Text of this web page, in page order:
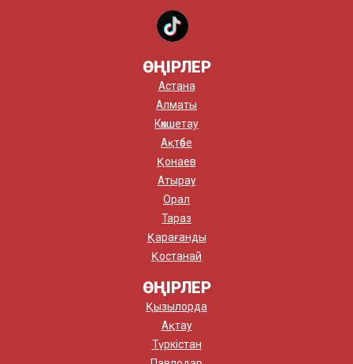
ӨҢІРЛЕР
Астана
Алматы
Көкшетау
Ақтөбе
Қонаев
Атырау
Орал
Тараз
Қарағанды
Қостанай
ӨҢІРЛЕР
Қызылорда
Ақтау
Түркістан